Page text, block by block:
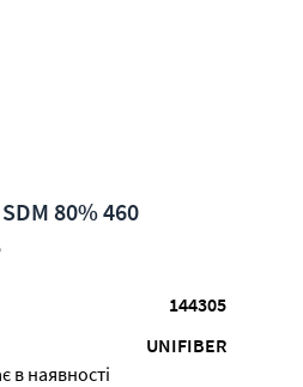
80% 460
144305
UNIFIBER
в наявності